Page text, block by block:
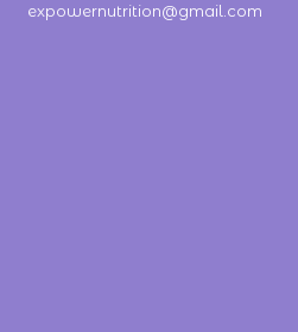
expowernutrition@gmail.com